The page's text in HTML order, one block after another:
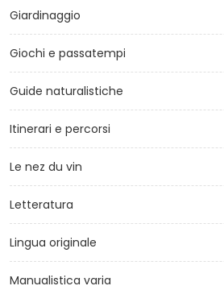
Giardinaggio
Giochi e passatempi
Guide naturalistiche
Itinerari e percorsi
Le nez du vin
Letteratura
Lingua originale
Manualistica varia